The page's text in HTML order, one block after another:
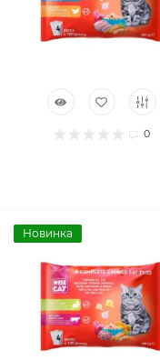
0
Новинка